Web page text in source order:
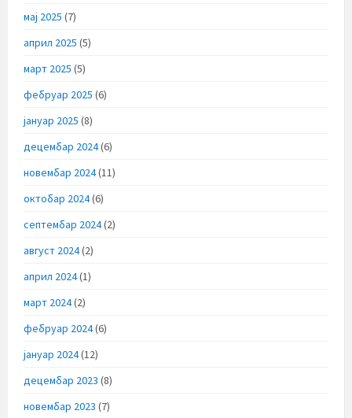
мај 2025 (7)
април 2025 (5)
март 2025 (5)
фебруар 2025 (6)
јануар 2025 (8)
децембар 2024(6)
новембар 2024(11)
октобар 2024(6)
септембар 2024(2)
август 2024(2)
април 2024(1)
март 2024(2)
фебруар 2024(6)
јануар 2024(12)
децембар 2023 (8)
новембар 2023 (7)